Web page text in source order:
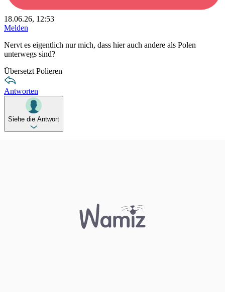
18.06.26, 12:53
Melden
Nervt es eigentlich nur mich, dass hier auch andere als Polen
unterwegs sind?
Übersetzt Polieren
Antworten
Siehe die Antwort